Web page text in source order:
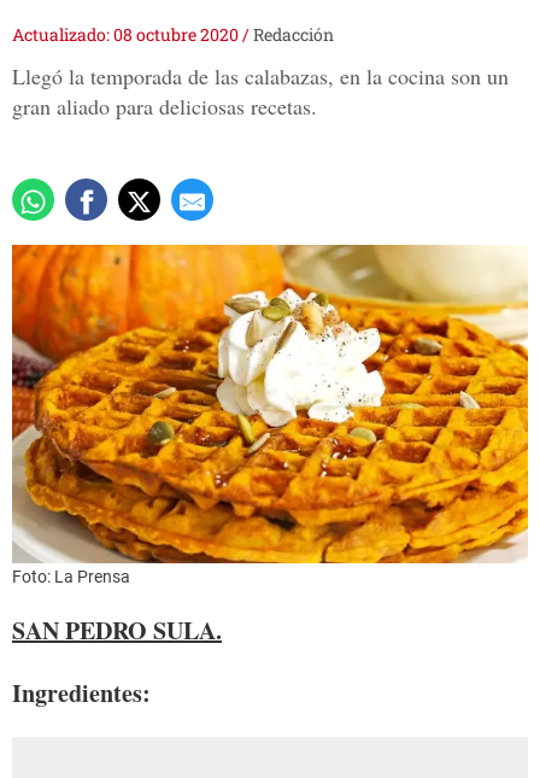
Actualizado: 08 octubre 2020/Redacción
Llegó la temporada de las calabazas, en la cocina son un
gran aliado para deliciosas recetas.
Foto: La Prensa
SAN PEDRO SULA.
Ingredientes: